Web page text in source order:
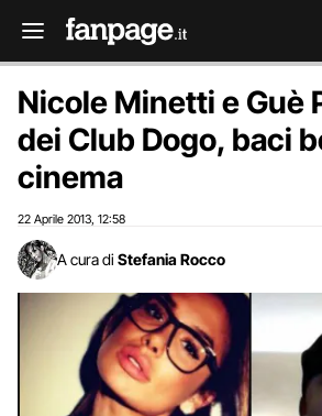
Nicole Minetti e Guè
dei Club Dogo, baci
cinema
22 Aprile 2013 12:58
A cura di Stefania Rocco